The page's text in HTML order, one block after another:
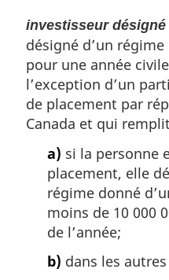
investisseur désigné
désigné d’un
pour une année
l’exception d’un
de placement par
Canada et qui
a) si la personne
placement, elle
régime donné
moins de 10 000
de l’année;
b) dans les autres